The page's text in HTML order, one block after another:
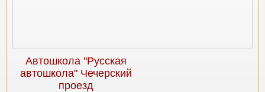
Автошкола "Русская
автошкола" Чечерский
проезд